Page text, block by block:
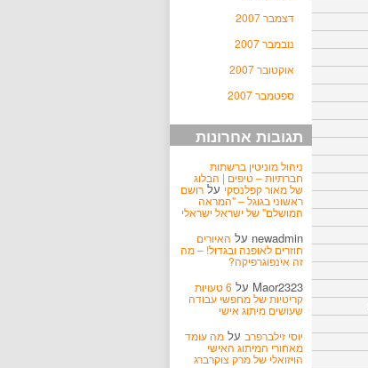
דצמבר 2007
נובמבר 2007
אוקטובר 2007
ספטמבר 2007
תגובות אחרונות
ניהול מוניטין ברשתות
חברתיות – טיפים | הבלוג
של מאור קפלנסקיעל רושם
ראשוני בגוגל – "המראה
המושלם" של ישראל ישראלי
newadmin על האיורים
חוזרים לאופנה ובגדול! – מה
זה אינפוגרפיקה?
Maor2323 על 6 טעויות
קריטיות של מחפשי עבודה
שעושים מיתוג אישי
יוסי זילברפרב על מה עומד
מאחורי המיתוג האישי
הויזואלי של מרק צוקרברג